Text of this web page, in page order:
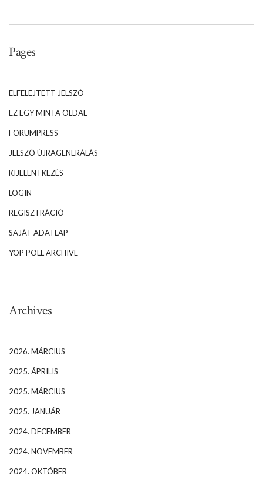
Pages
ELFELEJTETT JELSZÓ
EZ EGY MINTA OLDAL
FORUMPRESS
JELSZÓ ÚJRAGENERÁLÁS
KIJELENTKEZÉS
LOGIN
REGISZTRÁCIÓ
SAJÁT ADATLAP
YOP POLL ARCHIVE
Archives
2026. MÁRCIUS
2025. ÁPRILIS
2025. MÁRCIUS
2025. JANUÁR
2024. DECEMBER
2024. NOVEMBER
2024. OKTÓBER